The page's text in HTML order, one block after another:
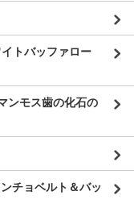
トバッファロー
ンモス歯の化石の
チョベルト＆バッ